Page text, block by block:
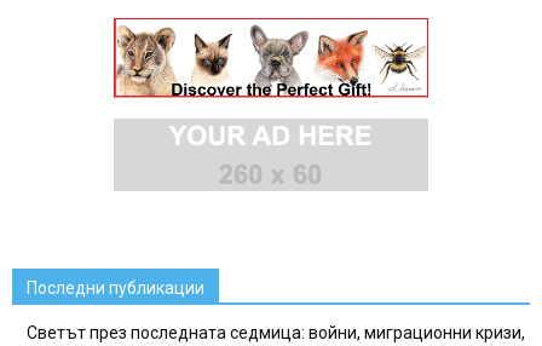
Последни публикации
Светът през последната седмица: войни, миграционни кризи,